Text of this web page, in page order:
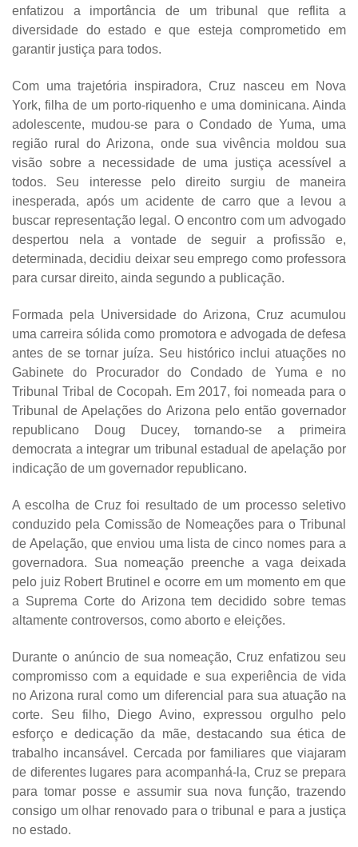
enfatizou a importância de um tribunal que reflita a
diversidade do estado e que esteja comprometido em
garantir justiça para todos.
Com uma trajetória inspiradora, Cruz nasceu em Nova
York, filha de um porto-riquenho e uma dominicana. Ainda
adolescente, mudou-se para o Condado de Yuma, uma
região rural do Arizona, onde sua vivência moldou sua
visão sobre a necessidade de uma justiça acessível a
todos. Seu interesse pelo direito surgiu de maneira
inesperada, após um acidente de carro que a levou a
buscar representação legal. O encontro com um advogado
despertou nela a vontade de seguir a profissão e,
determinada, decidiu deixar seu emprego como professora
para cursar direito, ainda segundo a publicação.
Formada pela Universidade do Arizona, Cruz acumulou
uma carreira sólida como promotora e advogada de defesa
antes de se tornar juíza. Seu histórico inclui atuações no
Gabinete do Procurador do Condado de Yuma e no
Tribunal Tribal de Cocopah. Em 2017, foi nomeada para o
Tribunal de Apelações do Arizona pelo então governador
republicano Doug Ducey, tornando-se a primeira
democrata a integrar um tribunal estadual de apelação por
indicação de um governador republicano.
A escolha de Cruz foi resultado de um processo seletivo
conduzido pela Comissão de Nomeações para o Tribunal
de Apelação, que enviou uma lista de cinco nomes para a
governadora. Sua nomeação preenche a vaga deixada
pelo juiz Robert Brutinel e ocorre em um momento em que
a Suprema Corte do Arizona tem decidido sobre temas
altamente controversos, como aborto e eleições.
Durante o anúncio de sua nomeação, Cruz enfatizou seu
compromisso com a equidade e sua experiência de vida
no Arizona rural como um diferencial para sua atuação na
corte. Seu filho, Diego Avino, expressou orgulho pelo
esforço e dedicação da mãe, destacando sua ética de
trabalho incansável. Cercada por familiares que viajaram
de diferentes lugares para acompanhá-la, Cruz se prepara
para tomar posse e assumir sua nova função, trazendo
consigo um olhar renovado para o tribunal e para a justiça
no estado.